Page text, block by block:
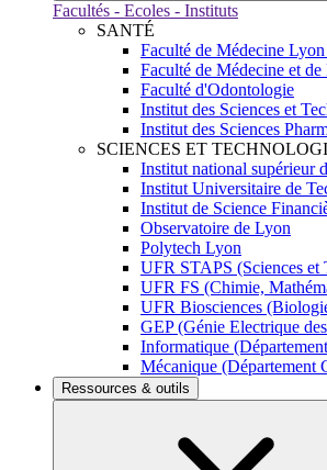
Facultés - Ecoles - Instituts
SANTÉ
Faculté de Médecine
Faculté de Médecine et
Faculté d'Odontologie
Institut des Sciences et
Institut des Sciences
SCIENCES ET
Institut national supérieur
Institut Universitaire de
Institut de Science
Observatoire de Lyon
Polytech Lyon
UFR STAPS (Sciences et
UFR FS (Chimie,
UFR Biosciences
GEP (Génie Electrique
Informatique
Mécanique (Département
Ressources & outils